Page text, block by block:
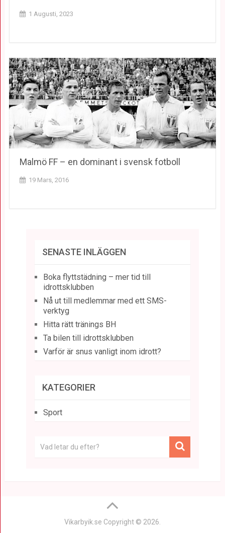
1 Augusti, 2023
Malmö FF – en dominant i svensk fotboll
19 Mars, 2016
SENASTE INLÄGGEN
Boka flyttstädning – mer tid till
idrottsklubben
Nå ut till medlemmar med ett SMS-
verktyg
Hitta rätt tränings BH
Ta bilen till idrottsklubben
Varför är snus vanligt inom idrott?
KATEGORIER
Sport
Vikarbyik.se Copyright © 2026.